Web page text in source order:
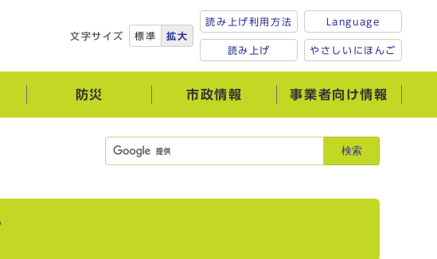
文字サイズ 標準 拡大
読み上げ利用方法
読み上げ
Language
やさしいにほんご
防災 市政情報 事業者向け情報
検索